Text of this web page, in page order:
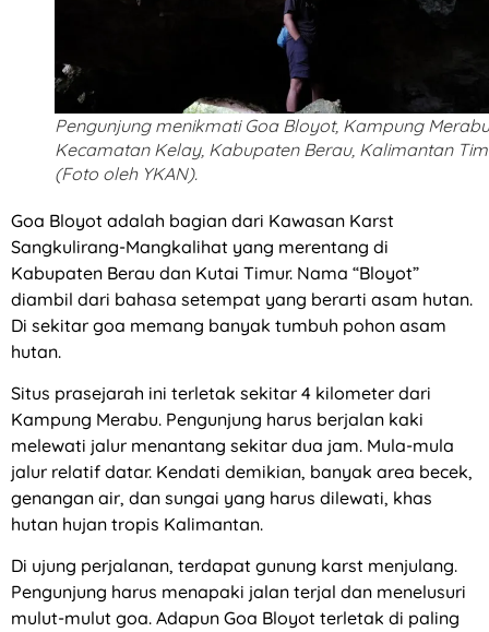
Pengunjung menikmati Goa Bloyot, Kampung
Kecamatan Kelay, Kabupaten Berau, Kalimantan
(Foto oleh YKAN).
Goa Bloyot adalah bagian dari Kawasan Karst
Sangkulirang-Mangkalihat yang merentang di
Kabupaten Berau dan Kutai Timur. Nama “Bloyot”
diambil dari bahasa setempat yang berarti asam hutan.
Di sekitar goa memang banyak tumbuh pohon asam
hutan.
Situs prasejarah ini terletak sekitar 4 kilometer dari
Kampung Merabu. Pengunjung harus berjalan kaki
melewati jalur menantang sekitar dua jam. Mula-mula
jalur relatif datar. Kendati demikian, banyak area becek,
genangan air, dan sungai yang harus dilewati, khas
hutan hujan tropis Kalimantan.
Di ujung perjalanan, terdapat gunung karst menjulang.
Pengunjung harus menapaki jalan terjal dan menelusuri
mulut-mulut goa. Adapun Goa Bloyot terletak di paling